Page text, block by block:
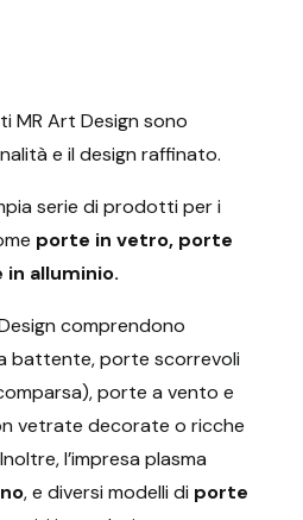
MR Art Design sono
e il design raffinato.
serie di prodotti per i
porte in vetro, porte
alluminio.
comprendono
battente, porte scorrevoli
porte a vento e
vetrate decorate o ricche
l’impresa plasma
, e diversi modelli di porte